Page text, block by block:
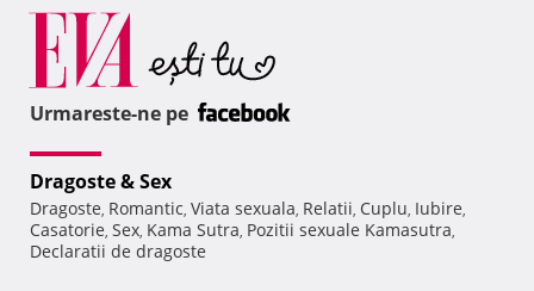
Urmareste-ne pe
Dragoste & Sex
Dragoste, Romantic, Viata sexuala, Relatii, Cuplu, Iubire,
Casatorie, Sex, Kama Sutra, Pozitii sexuale Kamasutra,
Declaratii de dragoste